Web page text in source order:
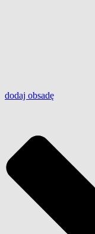
dodaj obsadę